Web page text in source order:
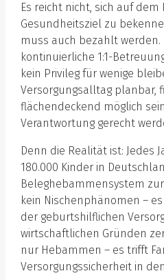
Es reicht nicht, sich auf dem
Gesundheitsziel zu
muss auch bezahlt werden.
kontinuierliche 1:1-
kein Privileg für wenige
Versorgungsalltag planbar,
flächendeckend möglich
Verantwortung gerecht
Denn die Realität ist: Jedes
180.000 Kinder in
Beleghebammensystem
kein Nischenphänomen –
der geburtshilflichen
wirtschaftlichen Gründen
nur Hebammen – es trifft
Versorgungssicherheit in